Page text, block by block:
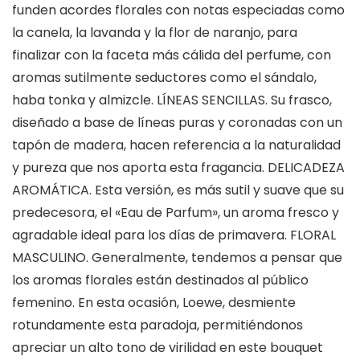
funden acordes florales con notas especiadas como
la canela, la lavanda y la flor de naranjo, para
finalizar con la faceta más cálida del perfume, con
aromas sutilmente seductores como el sándalo,
haba tonka y almizcle. LÍNEAS SENCILLAS. Su frasco,
diseñado a base de líneas puras y coronadas con un
tapón de madera, hacen referencia a la naturalidad
y pureza que nos aporta esta fragancia. DELICADEZA
AROMÁTICA. Esta versión, es más sutil y suave que su
predecesora, el «Eau de Parfum», un aroma fresco y
agradable ideal para los días de primavera. FLORAL
MASCULINO. Generalmente, tendemos a pensar que
los aromas florales están destinados al público
femenino. En esta ocasión, Loewe, desmiente
rotundamente esta paradoja, permitiéndonos
apreciar un alto tono de virilidad en este bouquet